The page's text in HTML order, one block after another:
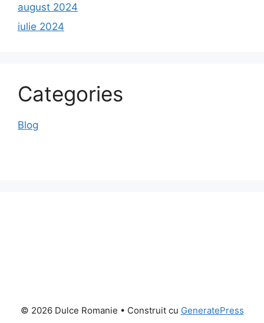
august 2024
iulie 2024
Categories
Blog
© 2026 Dulce Romanie • Construit cu GeneratePress